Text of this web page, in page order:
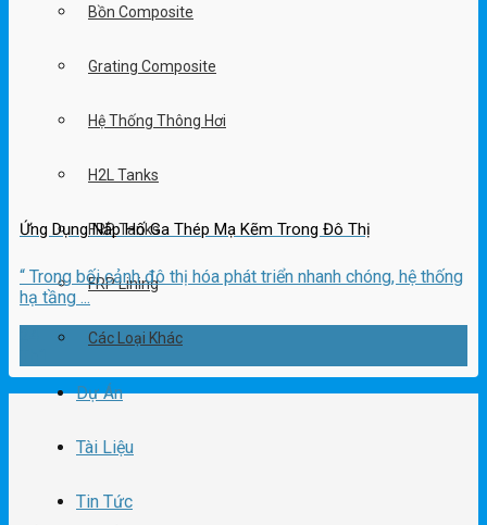
Bồn Composite
Grating Composite
Hệ Thống Thông Hơi
H2L Tanks
FRP Tanks
FRP Lining
Các Loại Khác
Dự Án
Tài Liệu
Tin Tức
Ứng Dụng Nắp Hố Ga Thép Mạ Kẽm Trong Đô Thị
“ Trong bối cảnh đô thị hóa phát triển nhanh chóng, hệ thống
hạ tầng ...